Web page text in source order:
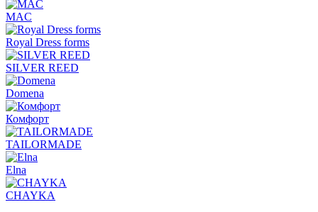
MAC
Royal Dress forms
SILVER REED
Domena
Комфорт
TAILORMADE
Elna
CHAYKA